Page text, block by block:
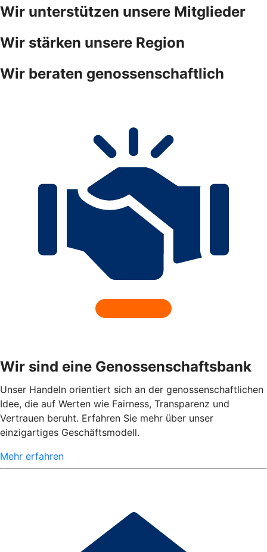
Wir unterstützen unsere Mitglieder
Wir stärken unsere Region
Wir beraten genossenschaftlich
Wir sind eine Genossenschaftsbank
Unser Handeln orientiert sich an der genossenschaftlichen
Idee, die auf Werten wie Fairness, Transparenz und
Vertrauen beruht. Erfahren Sie mehr über unser
einzigartiges Geschäftsmodell.
Mehr erfahren